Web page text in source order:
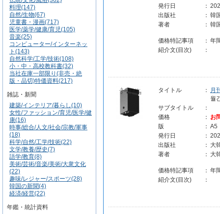
料理(147)
自然/生物(67)
児童書・漫画(717)
医学/薬学/健康/育児(105)
音楽(25)
コンピューター/インターネッ
ト(143)
自然科学/工学/技術(108)
小・中・高校教科書(32)
当社在庫一部限り(非売・絶
版・品切)特価資料(217)
雑誌・新聞
建築/インテリア/暮らし(10)
女性/ファッション/育児/医学/健
康(16)
時事/総合/人文/社会/宗教/軍事
(18)
科学/自然/工学/技術(22)
文学/教養/歴史(7)
語学/教育(8)
美術/芸術/音楽/美術/大衆文化
(22)
趣味/レジャー/スポーツ(28)
韓国の新聞(4)
経済/経営(22)
年鑑・統計資料
発行日
：
出版社
： 韓
著者
： 韓
価格特記事項 ： 年
紹介文(目次)
：
タイトル ：
月
월
サブタイトル
：
価格
： お
版
： A5
発行日
：
出版社
： 大
著者
： 大
価格特記事項 ： 年
紹介文(目次)
：